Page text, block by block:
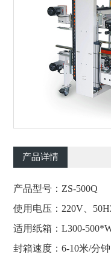
产品详情
产品型号：ZS-500Q
使用电压： 220V、
适用纸箱：L300-
封箱速度：6-10米/分钟